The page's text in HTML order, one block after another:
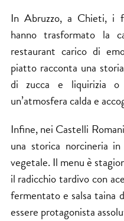
In Abruzzo, a Chieti,
hanno trasformato la
restaurant carico di
piatto racconta una
di zucca e liquirizia o
un’atmosfera calda e
Infine, nei Castelli
una storica norcineria
vegetale. Il menu è
il radicchio tardivo con
fermentato e salsa taina
essere protagonista